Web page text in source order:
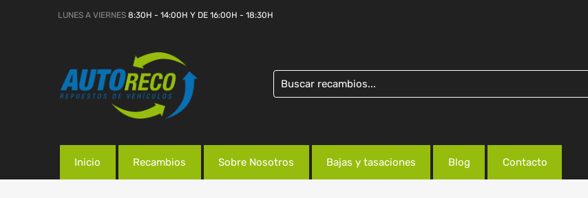
LUNES A VIERNES 8:30H - 14:00H Y DE 16:00H - 18:30H
Inicio Recambios Sobre Nosotros Bajas y tasaciones Blog Contacto